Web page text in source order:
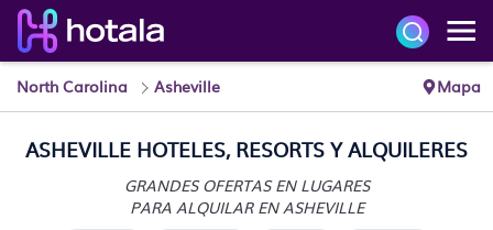
North Carolina Asheville Mapa
ASHEVILLE HOTELES, RESORTS Y ALQUILERES
GRANDES OFERTAS EN LUGARES
PARA ALQUILAR EN ASHEVILLE